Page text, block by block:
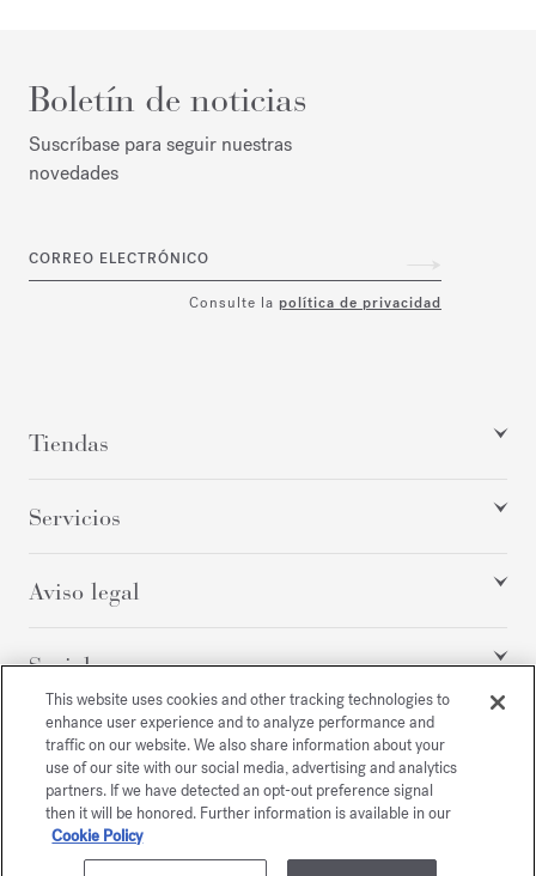
Boletín de noticias
Suscríbase para seguir nuestras
novedades
CORREO ELECTRÓNICO
Consulte la política de privacidad
Tiendas
Servicios
Aviso legal
Social
Todos los derechos reservados
This website uses cookies and other tracking technologies to
enhance user experience and to analyze performance and
traffic on our website. We also share information about your
use of our site with our social media, advertising and analytics
partners. If we have detected an opt-out preference signal
then it will be honored. Further information is available in our
Cookie Policy